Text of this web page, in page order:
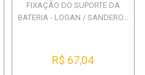
FIXAÇÃO DO SUPORTE DA
BATERIA - LOGAN / SANDERO...
R$ 67,04